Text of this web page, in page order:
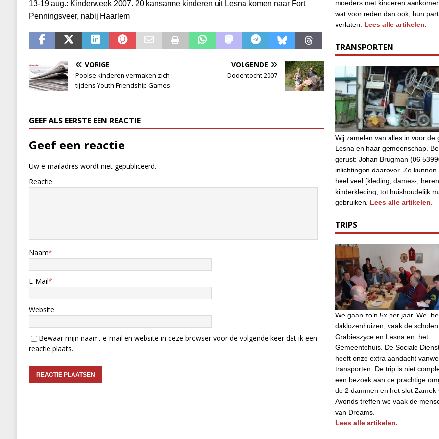
13-19 aug.: Kinderweek 2007. 20 kansarme kinderen uit Lesna komen naar Fort
Penningsveer, nabij Haarlem
VORIGE
Poolse kinderen vermaken zich
tijdens Youth Friendship Games
VOLGENDE
Dodentocht 2007
GEEF ALS EERSTE EEN REACTIE
Geef een reactie
Uw e-mailadres wordt niet gepubliceerd.
Reactie
Naam*
E-Mail*
Website
Bewaar mijn naam, e-mail en website in deze browser voor de volgende keer dat ik een
reactie plaats.
moeders met kinderen
wat voor reden dan ook, hun
verlaten. Lees alle artikelen.
TRANSPORTEN
Wij zamelen van alles in voor de
Lesna en haar gemeenschap.
gerust: Johan Brugman (06
inlichtingen daarover. Ze kunnen
heel veel (kleding, dames-,
kinderkleding, tot huishoudelijk
gebruiken. Lees alle artikelen.
TRIPS
We gaan zo’n 5x per jaar. We
daklozenhuizen, vaak de
Grabieszyce en Lesna en het
Gemeentehuis. De Sociale
heeft onze extra aandacht
transporten. De trip is niet
een bezoek aan de prachtige
de 2 dammen en het slot Zamek
Avonds treffen we vaak de
van Dreams.
Lees alle artikelen.